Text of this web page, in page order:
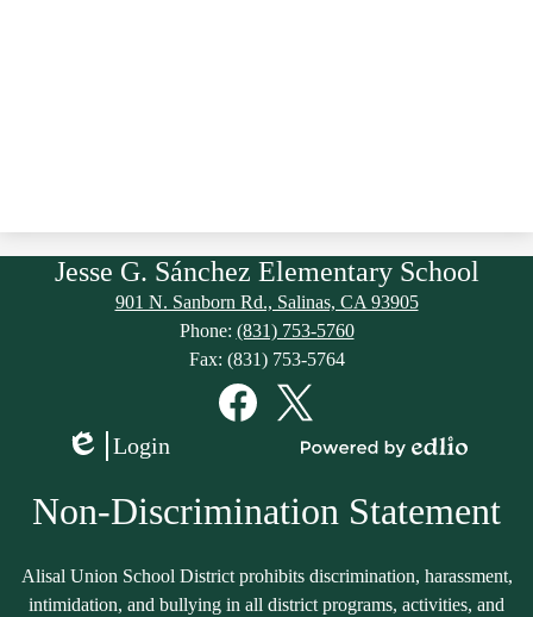
Jesse G. Sánchez Elementary School
901 N. Sanborn Rd., Salinas, CA 93905
Phone: (831) 753-5760
Fax: (831) 753-5764
FacebookTwitter
Edlio
Login
Edlio
Non-Discrimination Statement
Alisal Union School District prohibits discrimination, harassment,
intimidation, and bullying in all district programs, activities, and